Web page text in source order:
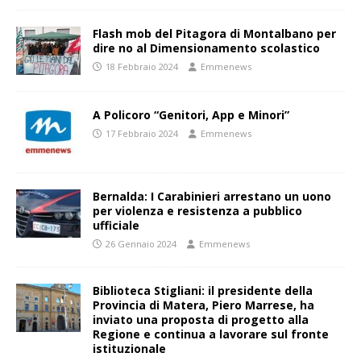
Flash mob del Pitagora di Montalbano per
dire no al Dimensionamento scolastico
18 Febbraio 2024 Emmenews
A Policoro “Genitori, App e Minori”
17 Febbraio 2024 Emmenews
Bernalda: I Carabinieri arrestano un uono
per violenza e resistenza a pubblico
ufficiale
26 Gennaio 2024 Emmenews
Biblioteca Stigliani: il presidente della
Provincia di Matera, Piero Marrese, ha
inviato una proposta di progetto alla
Regione e continua a lavorare sul fronte
istituzionale